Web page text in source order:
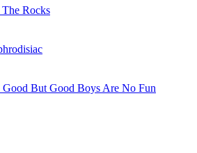
Rocks
But Good Boys Are No Fun